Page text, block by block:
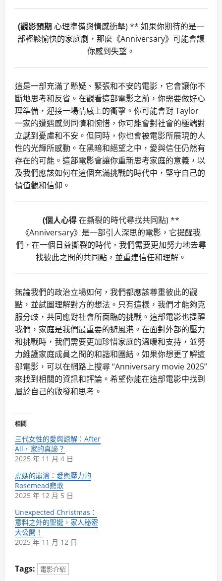
(觀影預期 心理準備與情感衝擊) ** 如果你期待的是一
部輕鬆愉快的家庭劇，那麼《Anniversary》可能會讓
你感到失望。
這是一部充滿了懸疑、緊張和不安的電影，它會讓你不
斷地思考和反省。在觀看這部電影之前，你需要做好心
理準備，迎接一場情感上的衝擊。你可能會對 Taylor
一家的遭遇感到同情和惋惜，你可能會對社會的極端對
立感到憂慮和不安。但同時，你也會被電影所展現的人
性的光輝所感動。在黑暗和絕望之中，愛與信任仍然有
存在的可能。這部電影會讓你重新思考家庭的意義，以
及我們應該如何在這個充滿挑戰的時代中，堅守自己的
價值觀和信仰。
(個人心得在撕裂的時代尋找共同點) **
《Anniversary》是一部引人深思的電影，它提醒我
們，在一個日益撕裂的時代，我們需要更加努力地去尋
找彼此之間的共同點，並重建信任和理解。
無論我們的政治立場如何，我們都應該尊重彼此的觀
點，並試圖理解對方的想法。只有這樣，我們才能夠克
服分歧，共同應對社會所面臨的挑戰。這部電影也提醒
我們，家庭是我們最重要的避風港。在面對外部的壓力
和挑戰時，我們需要更加珍惜家庭的溫暖和支持，並努
力維護家庭成員之間的和諧和團結。如果你想更了解這
部電影，可以在網路上搜尋 “Anniversary movie 2025”
來找到相關的資訊和評論。希望你能在這部電影中找到
屬於自己的啟發和思考。
相關
三代女性的愛與諒解：After
All，家的真諦？
2025 年 11 月 4 日
虎媽的崩潰：愛與壓力的
Rosemead悲歌
2025 年 12 月 5 日
Unexpected Christmas：
意料之外的聖誕，家人秘密
大公開！
2025 年 11 月 12 日
Tags: 電影介紹